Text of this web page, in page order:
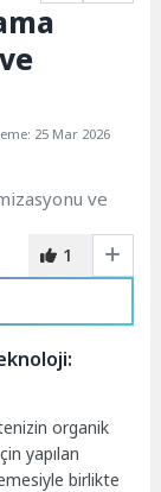
25 Mar 2026
1
organik
yapılan
birlikte